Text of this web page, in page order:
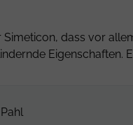
Simeticon, dass vor
Eigenschaften.